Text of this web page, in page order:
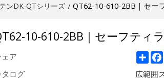
ンDK-QTシリーズ / QT62-10-610-2BB｜セー
10-610-2BB｜セーフティ
ア
タログ
広範囲